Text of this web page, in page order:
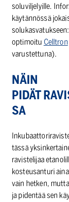
soluviljelyille.
käytännössä
solukasvatukseen:
optimoitu Celltron
varustettuna).
NÄIN
PIDÄT
SA
tässä
ravistelijaa
kosteusanturi
vain hetken,
ja pidentää sen